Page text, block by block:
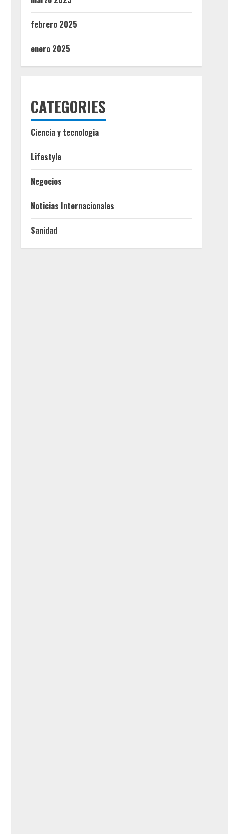
febrero 2025
enero 2025
CATEGORIES
Ciencia y tecnologia
Lifestyle
Negocios
Noticias Internacionales
Sanidad